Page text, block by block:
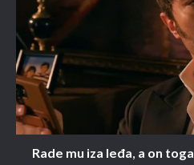
Rade mu iza leđa, a on